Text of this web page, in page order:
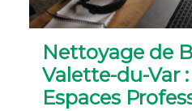
Nettoyage de
Valette-du-Var
Espaces